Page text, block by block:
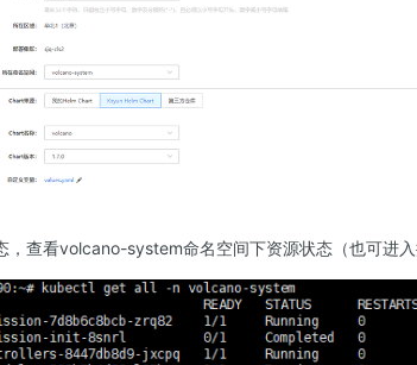
，查看volcano-system命名空间下资源状态（也可进入